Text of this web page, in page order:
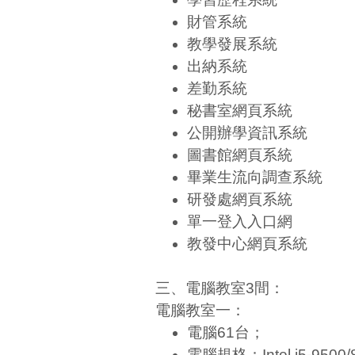
財管系統
教學發展系統
出納系統
差勤系統
秘書室網頁系統
公開辦學資訊系統
圖書館網頁系統
畢業生流向調查系統
研發處網頁系統
單一登入入口網
教發中心網頁系統
三、電腦教室3間：
電腦教室一：
電腦61台；